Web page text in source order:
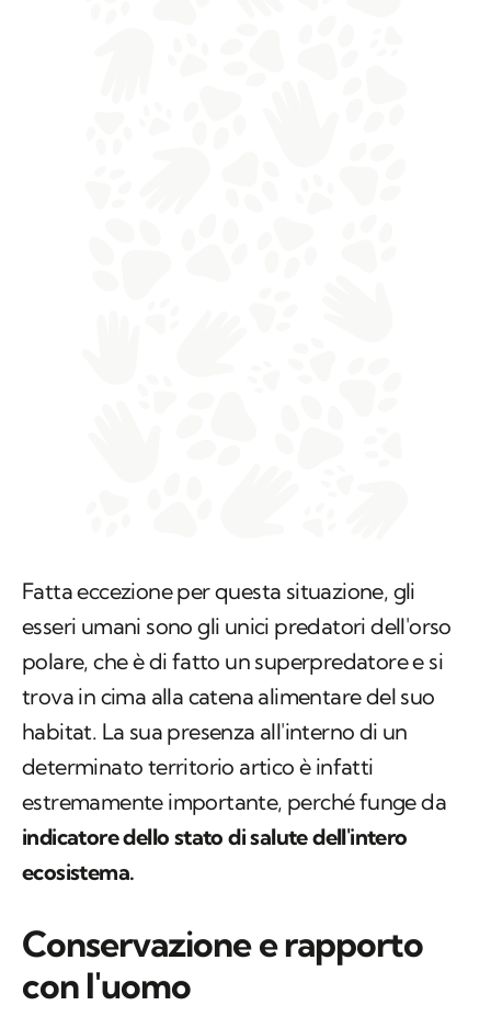
Fatta eccezione per questa situazione, gli
esseri umani sono gli unici predatori dell'orso
polare, che è di fatto un superpredatore e si
trova in cima alla catena alimentare del suo
habitat. La sua presenza all'interno di un
determinato territorio artico è infatti
estremamente importante, perché funge da
indicatore dello stato di salute dell'intero
ecosistema.
Conservazione e rapporto
con l'uomo